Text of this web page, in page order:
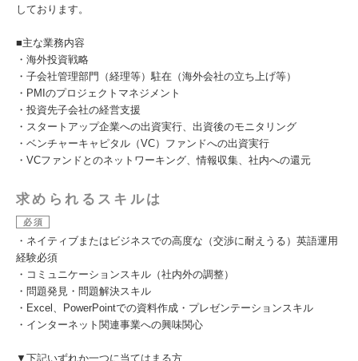
しております。
■主な業務内容
・海外投資戦略
・子会社管理部門（経理等）駐在（海外会社の立ち上げ等）
・PMIのプロジェクトマネジメント
・投資先子会社の経営支援
・スタートアップ企業への出資実行、出資後のモニタリング
・ベンチャーキャピタル（VC）ファンドへの出資実行
・VCファンドとのネットワーキング、情報収集、社内への還元
求められるスキルは
必須
・ネイティブまたはビジネスでの高度な（交渉に耐えうる）英語運用
経験必須
・コミュニケーションスキル（社内外の調整）
・問題発見・問題解決スキル
・Excel、PowerPointでの資料作成・プレゼンテーションスキル
・インターネット関連事業への興味関心
▼下記いずれか一つに当てはまる方